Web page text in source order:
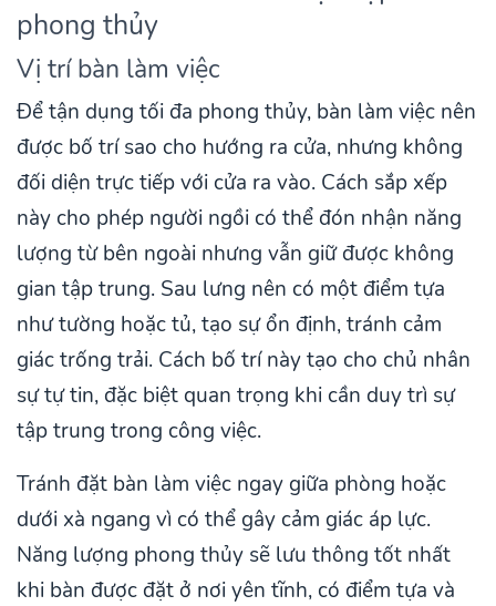
phong thủy
Vị trí bàn làm việc
Để tận dụng tối đa phong thủy, bàn làm việc nên
được bố trí sao cho hướng ra cửa, nhưng không
đối diện trực tiếp với cửa ra vào. Cách sắp xếp
này cho phép người ngồi có thể đón nhận năng
lượng từ bên ngoài nhưng vẫn giữ được không
gian tập trung. Sau lưng nên có một điểm tựa
như tường hoặc tủ, tạo sự ổn định, tránh cảm
giác trống trải. Cách bố trí này tạo cho chủ nhân
sự tự tin, đặc biệt quan trọng khi cần duy trì sự
tập trung trong công việc.
Tránh đặt bàn làm việc ngay giữa phòng hoặc
dưới xà ngang vì có thể gây cảm giác áp lực.
Năng lượng phong thủy sẽ lưu thông tốt nhất
khi bàn được đặt ở nơi yên tĩnh, có điểm tựa và